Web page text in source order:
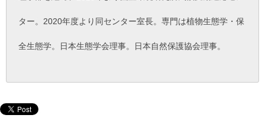
ター。2020年度より同センター室長。専門は植物生態学・保
全生態学。日本生態学会理事。日本自然保護協会理事。